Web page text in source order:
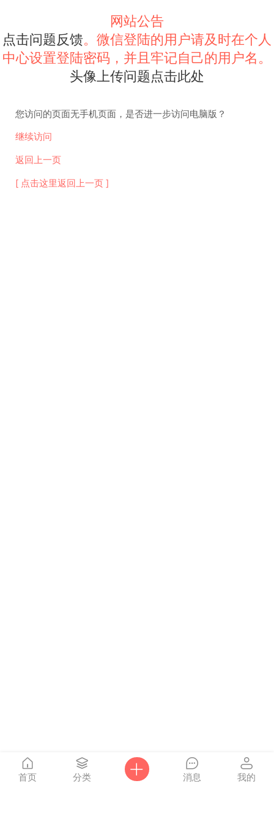
网站公告
点击问题反馈。微信登陆的用户请及时在个人
中心设置登陆密码，并且牢记自己的用户名。
头像上传问题点击此处
您访问的页面无手机页面，是否进一步访问电脑版？
继续访问
返回上一页
[ 点击这里返回上一页 ]
首页 分类 消息 我的